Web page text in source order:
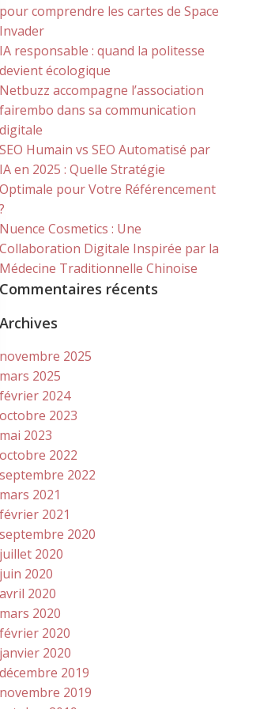
pour comprendre les cartes de Space
Invader
IA responsable : quand la politesse
devient écologique
Netbuzz accompagne l’association
fairembo dans sa communication
digitale
SEO Humain vs SEO Automatisé par
IA en 2025 : Quelle Stratégie
Optimale pour Votre Référencement
?
Nuence Cosmetics : Une
Collaboration Digitale Inspirée par la
Médecine Traditionnelle Chinoise
Commentaires récents
Archives
novembre 2025
mars 2025
février 2024
octobre 2023
mai 2023
octobre 2022
septembre 2022
mars 2021
février 2021
septembre 2020
juillet 2020
juin 2020
avril 2020
mars 2020
février 2020
janvier 2020
décembre 2019
novembre 2019